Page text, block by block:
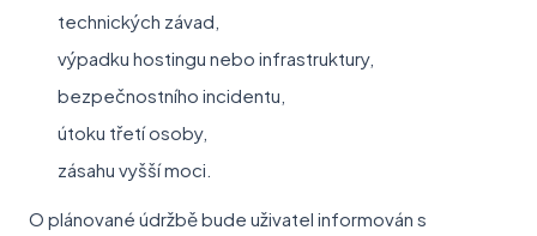
technických závad,
výpadku hostingu nebo infrastruktury,
bezpečnostního incidentu,
útoku třetí osoby,
zásahu vyšší moci.
O plánované údržbě bude uživatel informován s